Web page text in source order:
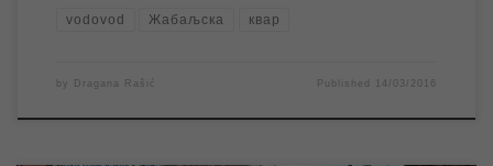
vodovod Жабаљска квар
by Dragana Rašić Published 14/03/2016